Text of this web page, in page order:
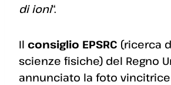
di ioni“.
Il consiglio EPSRC (ricerca
scienze fisiche) del Regno
annunciato la foto